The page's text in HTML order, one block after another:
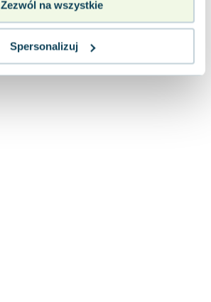
Zezwól na wszystkie
Spersonalizuj